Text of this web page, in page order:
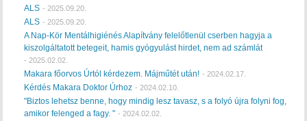
ALS - 2025.09.20.
ALS - 2025.09.20.
A Nap-Kör Mentálhigiénés Alapítvány felelőtlenül cserben hagyja a
kiszolgáltatott betegeit, hamis gyógyulást hirdet, nem ad számlát
- 2025.02.02.
Makara főorvos Úrtól kérdezem. Májműtét után! - 2024.02.17.
Kérdés Makara Doktor Úrhoz - 2024.02.10.
"Biztos lehetsz benne, hogy mindig lesz tavasz, s a folyó újra folyni fog,
amikor felenged a fagy. " - 2024.02.02.